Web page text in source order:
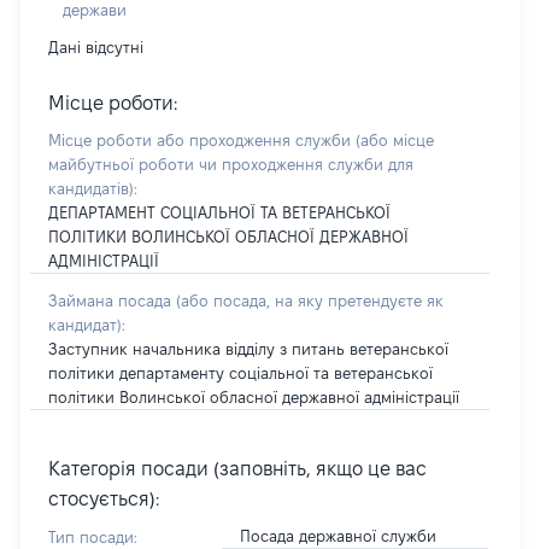
держави
Дані відсутні
Місце роботи:
Місце роботи або проходження служби (або місце
майбутньої роботи чи проходження служби для
кандидатів):
ДЕПАРТАМЕНТ СОЦІАЛЬНОЇ ТА ВЕТЕРАНСЬКОЇ
ПОЛІТИКИ ВОЛИНСЬКОЇ ОБЛАСНОЇ ДЕРЖАВНОЇ
АДМІНІСТРАЦІЇ
Займана посада (або посада, на яку претендуєте як
кандидат):
Заступник начальника відділу з питань ветеранської
політики департаменту соціальної та ветеранської
політики Волинської обласної державної адміністрації
Категорія посади (заповніть, якщо це вас
стосується):
Тип посади: Посада державної служби